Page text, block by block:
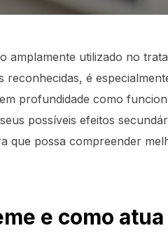
on
amplamente utilizado no
reconhecidas, é
profundidade como
possíveis efeitos
que possa compreender
e como